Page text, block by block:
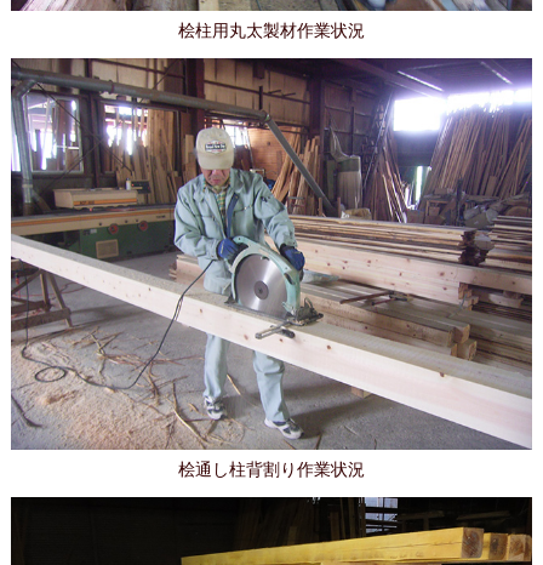
桧柱用丸太製材作業状況
桧通し柱背割り作業状況